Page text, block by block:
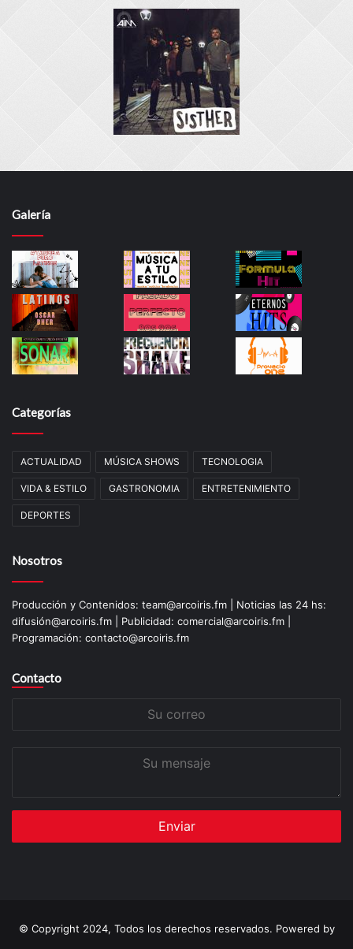
Galería
Categorías
ACTUALIDAD MÚSICA SHOWS TECNOLOGIA
VIDA & ESTILO GASTRONOMIA ENTRETENIMIENTO
DEPORTES
Nosotros
Producción y Contenidos: team@arcoiris.fm | Noticias las 24 hs:
difusión@arcoiris.fm | Publicidad: comercial@arcoiris.fm |
Programación: contacto@arcoiris.fm
Contacto
© Copyright 2024, Todos los derechos reservados. Powered by